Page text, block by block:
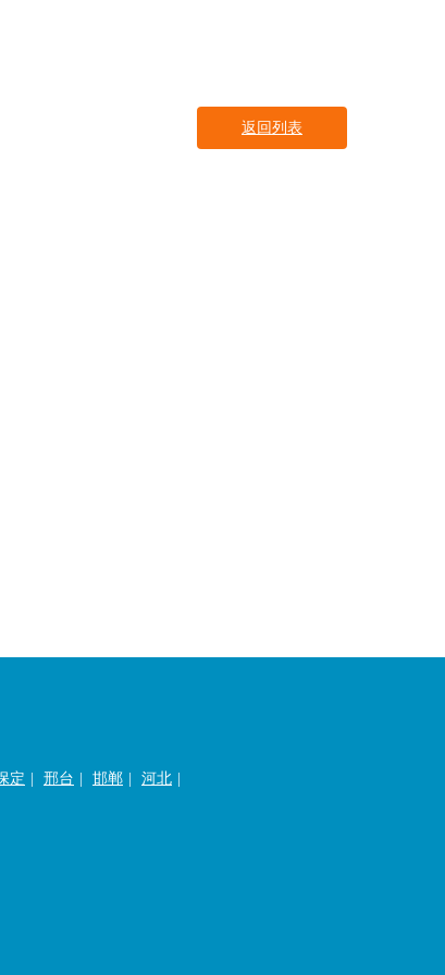
返回列表
定 | 邢台 | 邯郸 | 河北 |